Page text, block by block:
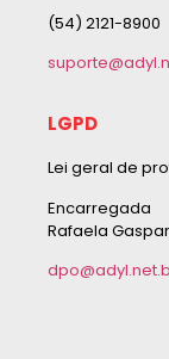
(54) 2121-8900
LGPD
Lei geral de
Encarregada
Rafaela